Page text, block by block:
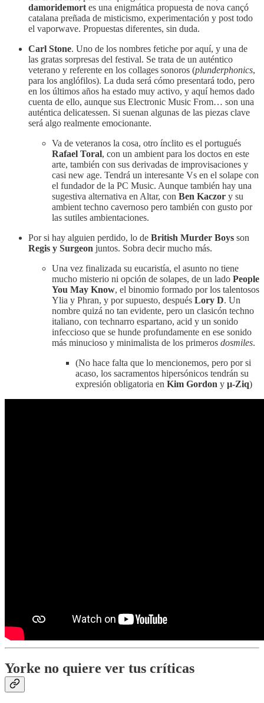
damoridemort es una enigmática propuesta de nova cançó
catalana preñada de misticismo, experimentación y post todo
el vaporwave. Propuestas diferentes, sin duda.
Carl Stone. Uno de los nombres fetiche por aquí, y una de
las gratas sorpresas del festival. Se trata de un auténtico
veterano y referente en los collages sonoros (plunderphonics,
para los anglófilos). La duda será cómo presentará todo, pero
en los últimos años ha estado muy activo, y aquí hemos dado
cuenta de ello, aunque sus Electronic Music From… son una
auténtica delicatessen. Si suenan algunas de las piezas clave
será algo realmente emocionante.
Va de veteranos la cosa, otro ínclito es el portugués
Rafael Toral, con un ambient para los doctos en este
arte, también con sus derivadas de improvisaciones y
casi new age. Tendrá un interesante Vs en el solape con
el fundador de la PC Music. Aunque también hay una
sugestiva alternativa en Altar, con Ben Kaczor y su
ambient techno cavernoso pero también con gusto por
las sutiles ambientaciones.
Por si hay alguien perdido, lo de British Murder Boys son
Regis y Surgeon juntos. Sobra decir mucho más.
Una vez finalizada su eucaristía, el asunto no tiene
mucho misterio ni opción de solapes, de un lado People
You May Know, el binomio formado por los talentosos
Ylia y Phran, y por supuesto, después Lory D. Un
nombre quizá no tan evidente, pero un clasicón techno
italiano, con technarro espartano, acid y un sonido
infeccioso que se hunde profundamente en ese sonido
más minucioso y minimalista de los primeros dosmiles.
(No hace falta que lo mencionemos, pero por si
acaso, los sacramentos hipersónicos tendrán su
expresión obligatoria en Kim Gordon y µ-Ziq)
Yorke no quiere ver tus críticas